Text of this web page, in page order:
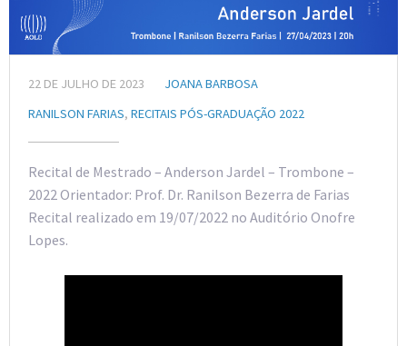
22 DE JULHO DE 2023
JOANA BARBOSA
RANILSON FARIAS, RECITAIS PÓS-GRADUAÇÃO 2022
Recital de Mestrado – Anderson Jardel – Trombone –
2022 Orientador: Prof. Dr. Ranilson Bezerra de Farias
Recital realizado em 19/07/2022 no Auditório Onofre
Lopes.